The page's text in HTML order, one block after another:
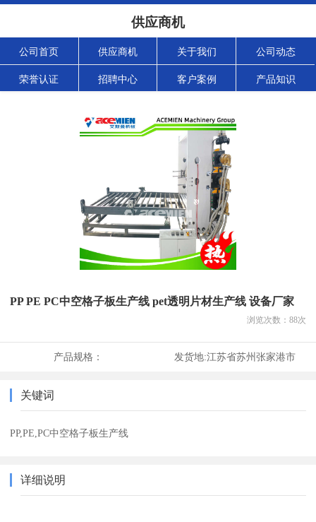
供应商机
公司首页 供应商机 关于我们 公司动态
荣誉认证 招聘中心 客户案例 产品知识
PP PE PC中空格子板生产线 pet透明片材生产线 设备厂家
浏览次数： 88次
产品规格： 发货地:江苏省苏州张家港市
关键词
PP,PE,PC中空格子板生产线
详细说明